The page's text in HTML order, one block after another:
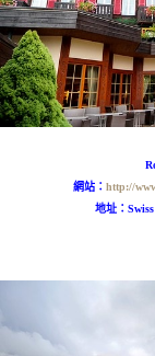
網站： http://
地址：